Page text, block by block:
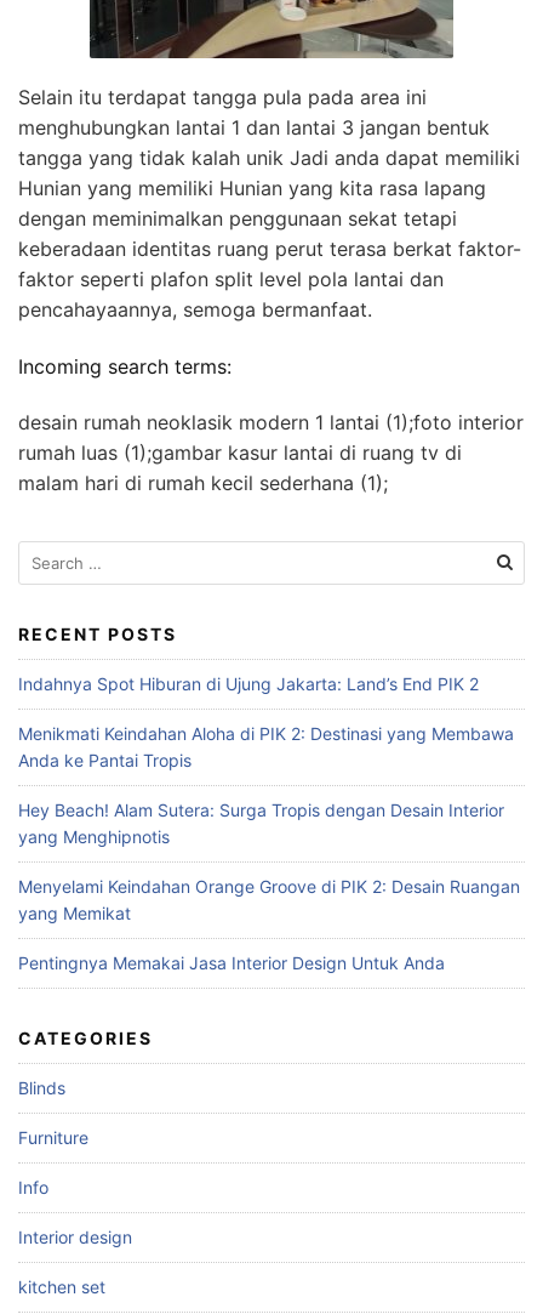
Selain itu terdapat tangga pula pada area ini
menghubungkan lantai 1 dan lantai 3 jangan bentuk
tangga yang tidak kalah unik Jadi anda dapat memiliki
Hunian yang memiliki Hunian yang kita rasa lapang
dengan meminimalkan penggunaan sekat tetapi
keberadaan identitas ruang perut terasa berkat faktor-
faktor seperti plafon split level pola lantai dan
pencahayaannya, semoga bermanfaat.
Incoming search terms:
desain rumah neoklasik modern 1 lantai (1);foto interior
rumah luas (1);gambar kasur lantai di ruang tv di
malam hari di rumah kecil sederhana (1);
e
r
c
h
f
o
r
RECENT POSTS
Indahnya Spot Hiburan di Ujung Jakarta: Land’s End PIK 2
Menikmati Keindahan Aloha di PIK 2: Destinasi yang Membawa
Anda ke Pantai Tropis
Hey Beach! Alam Sutera: Surga Tropis dengan Desain Interior
yang Menghipnotis
Menyelami Keindahan Orange Groove di PIK 2: Desain Ruangan
yang Memikat
Pentingnya Memakai Jasa Interior Design Untuk Anda
CATEGORIES
Blinds
Furniture
Info
Interior design
kitchen set